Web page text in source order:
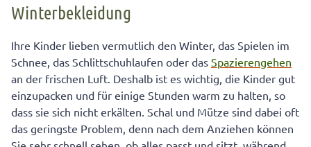
Gegen kalte Hände den Kreislauf in Schwung bringen –
Winterbekleidung
Ihre Kinder lieben vermutlich den Winter, das Spielen im
Schnee, das Schlittschuhlaufen oder das Spazierengehen
an der frischen Luft. Deshalb ist es wichtig, die Kinder gut
einzupacken und für einige Stunden warm zu halten, so
dass sie sich nicht erkälten. Schal und Mütze sind dabei oft
das geringste Problem, denn nach dem Anziehen können